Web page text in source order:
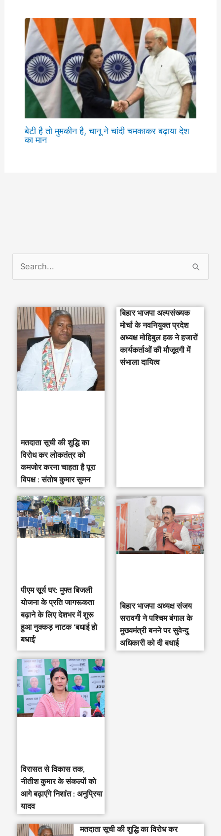
बेटी है तो मुमकीन है, चानू ने चांदी चमकाकर बढ़ाया देश
का मान
मतदाता सूची की शुद्धि का
विरोध कर लोकतंत्र को
कमजोर करना चाहता है पूरा
विपक्ष : संतोष कुमार सुमन
बिहार भाजपा अल्पसंख्यक
मोर्चा के नवनियुक्त प्रदेश
अध्यक्ष मोहिबुल हक ने हजारों
कार्यकर्ताओं की मौजूदगी में
संभाला दायित्व
पीएम सूर्य घर: मुफ्त बिजली
योजना के प्रति जागरूकता
बढ़ाने के लिए देशभर में शुरू
हुआ नुक्कड़ नाटक ‘बधाई हो
बधाई’
‎बिहार भाजपा अध्यक्ष संजय
सरावगी ने पश्चिम बंगाल के
मुख्यमंत्री बनने पर सुवेन्दु
अधिकारी को दी बधाई
विरासत से विकास तक,
नीतीश कुमार के संकल्पों को
आगे बढ़ाएंगे निशांत : अनुप्रिया
यादव
मतदाता सूची की शुद्धि का विरोध कर